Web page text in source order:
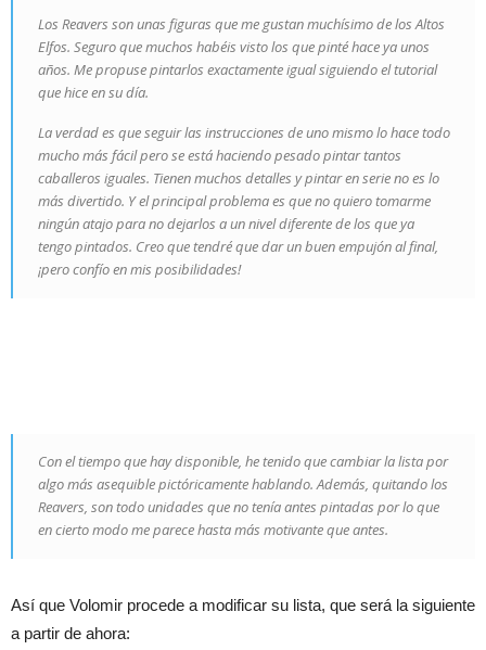
Los Reavers son unas figuras que me gustan muchísimo de los Altos
Elfos. Seguro que muchos habéis visto los que pinté hace ya unos
años. Me propuse pintarlos exactamente igual siguiendo el tutorial
que hice en su día.
La verdad es que seguir las instrucciones de uno mismo lo hace todo
mucho más fácil pero se está haciendo pesado pintar tantos
caballeros iguales. Tienen muchos detalles y pintar en serie no es lo
más divertido. Y el principal problema es que no quiero tomarme
ningún atajo para no dejarlos a un nivel diferente de los que ya
tengo pintados. Creo que tendré que dar un buen empujón al final,
¡pero confío en mis posibilidades!
Con el tiempo que hay disponible, he tenido que cambiar la lista por
algo más asequible pictóricamente hablando. Además, quitando los
Reavers, son todo unidades que no tenía antes pintadas por lo que
en cierto modo me parece hasta más motivante que antes.
Así que Volomir procede a modificar su lista, que será la siguiente
a partir de ahora: